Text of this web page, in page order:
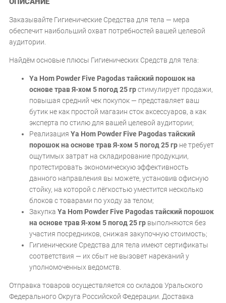
Заказывайте Гигиенические Средства для тела — мера
обеспечит наибольший охват потребностей вашей целевой
аудитории.
Найдём основые плюсы Гигиенических Средств для тела:
Ya Hom Powder Five Pagodas тайский порошок на
основе трав Я-хом 5 погод 25 грстимулирует продажи,
повышая средний чек покупок — представляет ваш
бутик не как простой магазин сток аксессуаров, а как
эксперта по стилю для вашей целевой аудитории;
РеализацияYa Hom Powder Five Pagodas тайский
порошок на основе трав Я-хом 5 погод 25 гр не требует
ощутимых затрат на складирование продукции,
протестировать экономическую эффективность
данного направления вы можете, установив офисную
стойку, на которой с лёгкостью уместится несколько
блоков с товарами по уходу за телом;
ЗакупкаYa Hom Powder Five Pagodas тайский порошок
на основе трав Я-хом 5 погод 25 гр выполняются без
участия посредников, снижая закупочную стоимость;
Гигиенические Средства для тела имеют сертификаты
соответствия — их сбыт не вызовет нареканий у
уполномоченных ведомств.
Отправка товаров осуществляется со складов Уральского
Федерального Округа Российской Федерации. Доставка